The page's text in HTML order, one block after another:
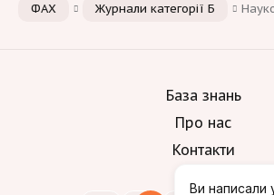
ФАХ Журнали категорії Б Науковий
База знань
Про нас
Контакти